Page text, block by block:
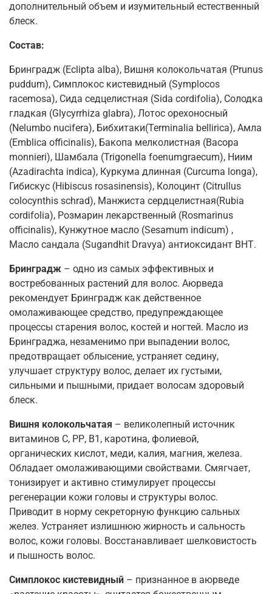
дополнительный объем и изумительный естественный
блеск.
Состав:
Бринградж (Eclipta alba), Вишня колокольчатая (Prunus
puddum), Симплокос кистевидный (Symplocos
racemosa), Сида седцелистная (Sida cordifolia), Солодка
гладкая (Glycyrrhiza glabra), Лотос орехоносный
(Nelumbo nucifera), Бибхитаки(Terminalia bellirica), Амла
(Emblica officinalis), Бакопа мелколистная (Bacopa
monnieri), Шамбала (Trigonella foenumgraecum), Ниим
(Azadirachta indica), Куркума длинная (Curcuma longa),
Гибискус (Hibiscus rosasinensis), Колоцинт (Citrullus
colocynthis schrad), Манжиста сердцелистная(Rubia
cordifolia), Розмарин лекарственный (Rosmarinus
officinalis), Кунжутное масло (Sesamum indicum) ,
Масло сандала (Sugandhit Dravya) антиоксидант ВНТ.
Бринградж – одно из самых эффективных и
востребованных растений для волос. Аюрведа
рекомендует Бринградж как действенное
омолаживающее средство, предупреждающее
процессы старения волос, костей и ногтей. Масло из
Бринграджа, незаменимо при выпадении волос,
предотвращает облысение, устраняет седину,
улучшает структуру волос, делает их густыми,
сильными и пышными, придает волосам здоровый
блеск.
Вишня колокольчатая – великолепный источник
витаминов С, РР, В1, каротина, фолиевой,
органических кислот, меди, калия, магния, железа.
Обладает омолаживающими свойствами. Смягчает,
тонизирует и активно стимулирует процессы
регенерации кожи головы и структуры волос.
Приводит в норму секреторную функцию сальных
желез. Устраняет излишнюю жирность и сальность
волос, кожи головы. Восстанавливает шелковистость
и пышность волос.
Симплокос кистевидный – признанное в аюрведе